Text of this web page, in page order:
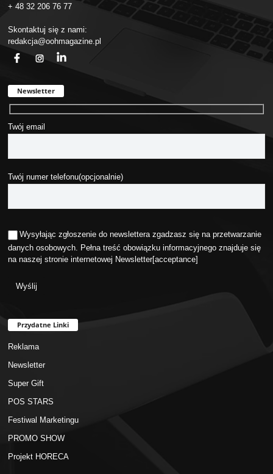
+ 48 32 206 76 77
Skontaktuj się z nami:
redakcja@oohmagazine.pl
Newsletter
Twój email
Twój numer telefonu(opcjonalnie)
Wysyłając zgłoszenie do newslettera zgadzasz się na przetwarzanie
danych osobowych. Pełna treść obowiązku informacyjnego znajduje się
na naszej stronie internetowej Newsletter[acceptance]
Przydatne Linki
Reklama
Newsletter
Super Gift
POS STARS
Festiwal Marketingu
PROMO SHOW
Projekt HORECA